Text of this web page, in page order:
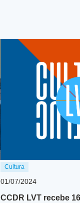
Cultura
01/07/2024
CCDR LVT recebe